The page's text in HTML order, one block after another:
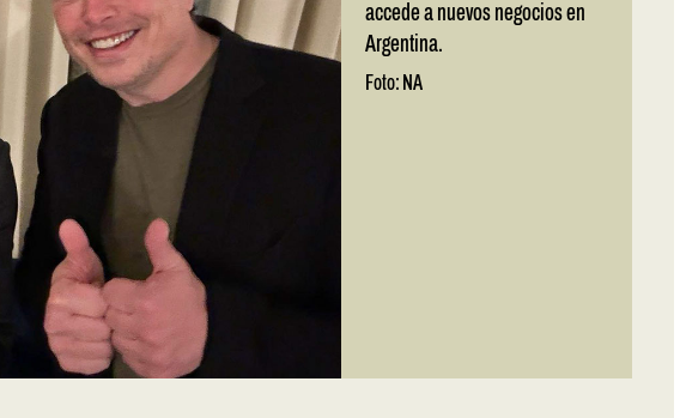
accede a nuevos negocios en
Argentina.
Foto: NA